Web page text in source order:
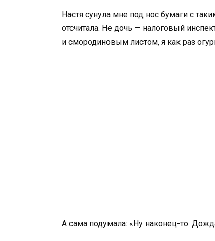
Настя сунула мне под нос бумаги с
отсчитала. Не дочь — налоговый
и смородиновым листом, я как раз
А сама подумала: «Ну наконец-то.